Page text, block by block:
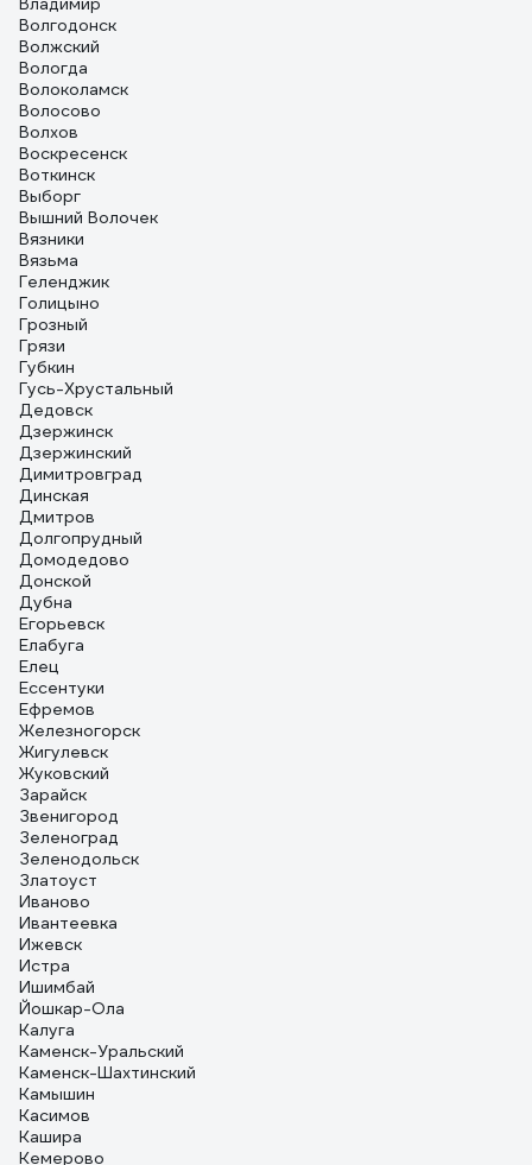
Волгодонск
Волжский
Вологда
Волоколамск
Волосово
Волхов
Воскресенск
Воткинск
Выборг
Вышний Волочек
Вязники
Вязьма
Геленджик
Голицыно
Грозный
Грязи
Губкин
Гусь-Хрустальный
Дедовск
Дзержинск
Дзержинский
Димитровград
Динская
Дмитров
Долгопрудный
Домодедово
Донской
Дубна
Егорьевск
Елабуга
Елец
Ессентуки
Ефремов
Железногорск
Жигулевск
Жуковский
Зарайск
Звенигород
Зеленоград
Зеленодольск
Златоуст
Иваново
Ивантеевка
Ижевск
Истра
Ишимбай
Йошкар-Ола
Калуга
Каменск-Уральский
Каменск-Шахтинский
Камышин
Касимов
Кашира
Кемерово